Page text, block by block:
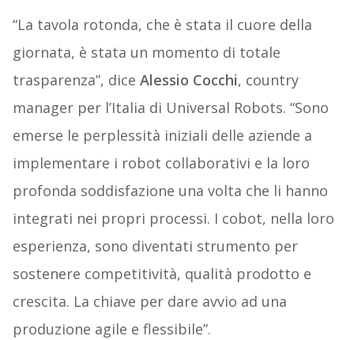
“La tavola rotonda, che è stata il cuore della
giornata, è stata un momento di totale
trasparenza”, dice Alessio Cocchi, country
manager per l’Italia di Universal Robots. “Sono
emerse le perplessità iniziali delle aziende a
implementare i robot collaborativi e la loro
profonda soddisfazione una volta che li hanno
integrati nei propri processi. I cobot, nella loro
esperienza, sono diventati strumento per
sostenere competitività, qualità prodotto e
crescita. La chiave per dare avvio ad una
produzione agile e flessibile”.